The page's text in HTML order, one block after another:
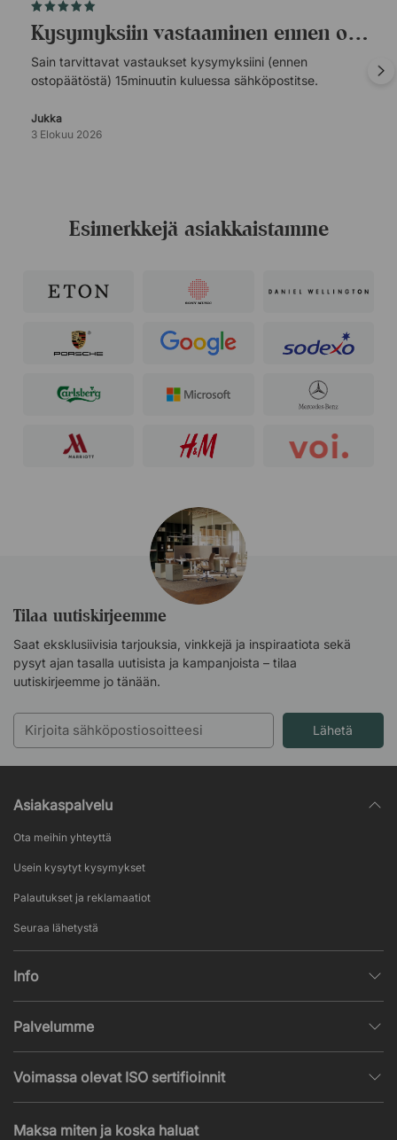
Kysymyksiin vastaaminen ennen ostopäätöstä.
Sain tarvittavat vastaukset kysymyksiini (ennen
ostopäätöstä) 15minuutin kuluessa sähköpostitse.
Jukka
3 Elokuu 2026
Esimerkkejä asiakkaistamme
Tilaa uutiskirjeemme
Saat eksklusiivisia tarjouksia, vinkkejä ja inspiraatiota sekä
pysyt ajan tasalla uutisista ja kampanjoista – tilaa
uutiskirjeemme jo tänään.
Lähetä
Asiakaspalvelu
Ota meihin yhteyttä
Usein kysytyt kysymykset
Palautukset ja reklamaatiot
Seuraa lähetystä
Info
Suosittuja sivuja
Palvelumme
Maksa miten ja koska haluat
Voimassa olevat ISO sertifioinnit